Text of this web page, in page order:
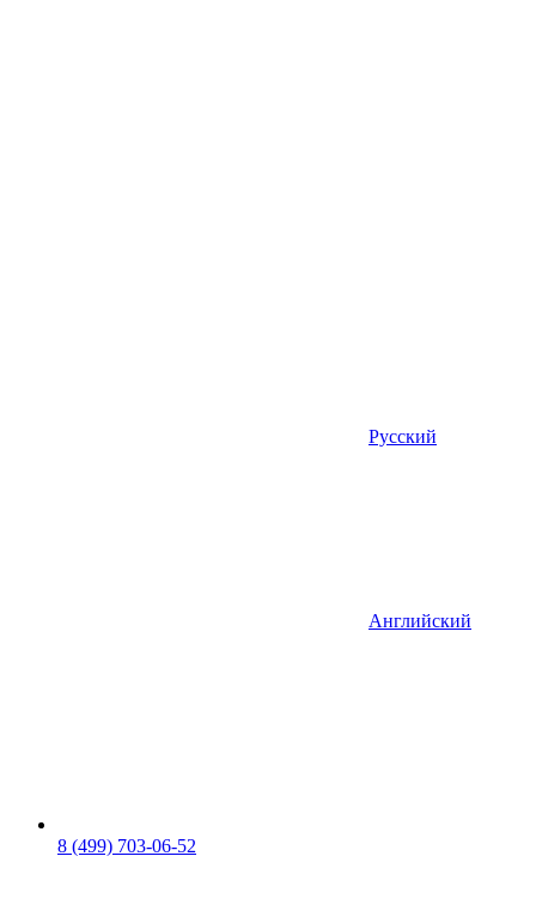
Русский
Английский
8 (499) 703-06-52